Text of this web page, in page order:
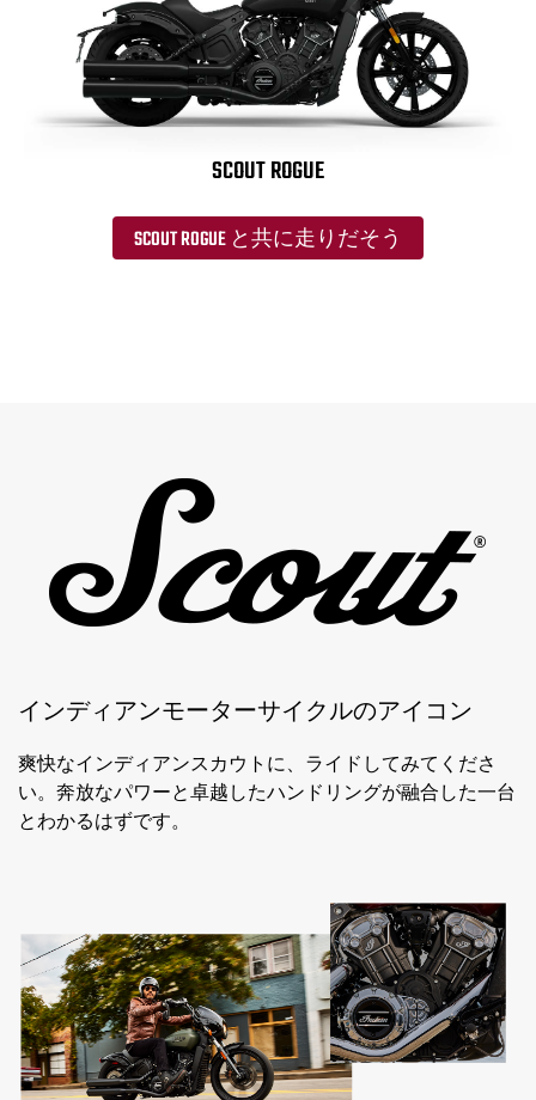
SCOUT ROGUE
SCOUT ROGUE と共に走りだそう
インディアンモーターサイクルのアイコン
爽快なインディアンスカウトに、ライドしてみてくださ
い。奔放なパワーと卓越したハンドリングが融合した一台
とわかるはずです。